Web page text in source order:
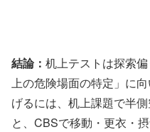
結論： 机上テストは探索
上の危険場面の特定」に
げるには、机上課題で半
と、CBSで移動・更衣・